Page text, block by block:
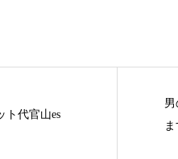
ト代官山es
ま